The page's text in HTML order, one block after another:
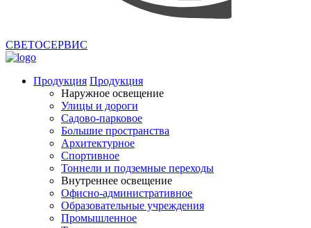
СВЕТОСЕРВИС
Продукция Продукция
Наружное освещение
Улицы и дороги
Садово-парковое
Большие пространства
Архитектурное
Спортивное
Тоннели и подземные переходы
Внутреннее освещение
Офисно-административное
Образовательные учреждения
Промышленное